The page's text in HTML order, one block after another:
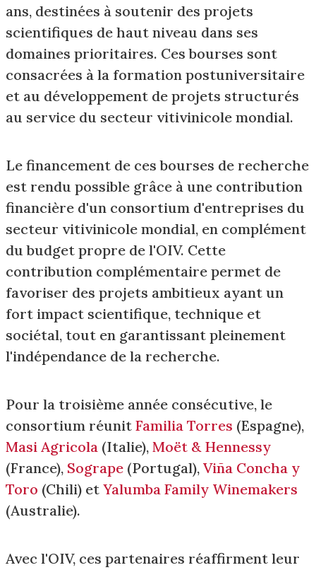
ans, destinées à soutenir des projets
scientifiques de haut niveau dans ses
domaines prioritaires. Ces bourses sont
consacrées à la formation postuniversitaire
et au développement de projets structurés
au service du secteur vitivinicole mondial.
Le financement de ces bourses de recherche
est rendu possible grâce à une contribution
financière d'un consortium d'entreprises du
secteur vitivinicole mondial, en complément
du budget propre de l'OIV. Cette
contribution complémentaire permet de
favoriser des projets ambitieux ayant un
fort impact scientifique, technique et
sociétal, tout en garantissant pleinement
l'indépendance de la recherche.
Pour la troisième année consécutive, le
consortium réunit Familia Torres (Espagne),
Masi Agricola (Italie), Moët & Hennessy
(France), Sogrape (Portugal), Viña Concha y
Toro (Chili) et Yalumba Family Winemakers
(Australie).
Avec l'OIV, ces partenaires réaffirment leur